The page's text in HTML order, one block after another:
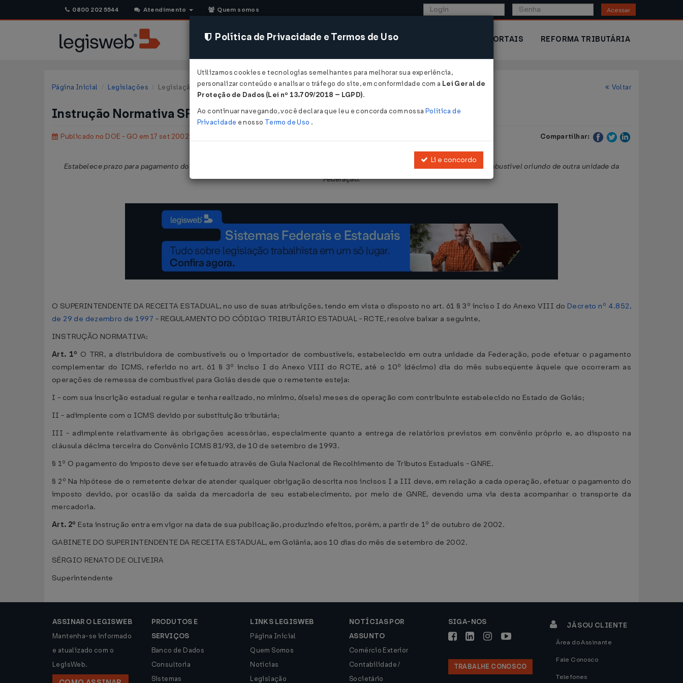
0800 202 5544 Atendimento Quem somos Acessar
CONSULTORIA SISTEMAS COMÉRCIO EXTERIOR PORTAIS REFORMA TRIBUTÁRIA
Página Inicial Legislações Legislação Estadual - Goiás Voltar
Instrução Normativa SRE nº 174 de 10/09/2002
Publicado no DOE - GO em 17 set 2002 Compartilhar:
Estabelece prazo para pagamento do complemento do ICMS devido por substituição tributária na entrada neste estado de combustível oriundo de outra unidade da
Federação.
O SUPERINTENDENTE DA RECEITA ESTADUAL, no uso de suas atribuições, tendo em vista o disposto no art. 61 § 3º inciso I do Anexo VIII do Decreto nº 4.852,
de 29 de dezembro de 1997 - REGULAMENTO DO CÓDIGO TRIBUTÁRIO ESTADUAL - RCTE, resolve baixar a seguinte,
INSTRUÇÃO NORMATIVA:
Art. 1º O TRR, a distribuidora de combustíveis ou o importador de combustíveis, estabelecido em outra unidade da Federação, pode efetuar o pagamento
complementar do ICMS, referido no art. 61 § 3º inciso I do Anexo VIII do RCTE, até o 10º (décimo) dia do mês subseqüente àquele que ocorreram as
operações de remessa de combustível para Goiás desde que o remetente esteja:
I - com sua inscrição estadual regular e tenha realizado, no mínimo, 6(seis) meses de operação com contribuinte estabelecido no Estado de Goiás;
II - adimplente com o ICMS devido por substituição tributária;
III - adimplente relativamente às obrigações acessórias, especialmente quanto a entrega de relatórios previstos em convênio próprio e, ao disposto na
cláusula décima terceira do Convênio ICMS 81/93, de 10 de setembro de 1993.
§ 1º O pagamento do imposto deve ser efetuado através de Guia Nacional de Recolhimento de Tributos Estaduais - GNRE.
§ 2º Na hipótese de o remetente deixar de atender qualquer obrigação descrita nos incisos I a III deve, em relação a cada operação, efetuar o pagamento do
imposto devido, por ocasião da saída da mercadoria de seu estabelecimento, por meio de GNRE, devendo uma via desta acompanhar o transporte da
mercadoria.
Art. 2º Esta instrução entra em vigor na data de sua publicação, produzindo efeitos, porém, a partir de 1º de outubro de 2002.
GABINETE DO SUPERINTENDENTE DA RECEITA ESTADUAL, em Goiânia, aos 10 dias do mês de setembro de 2002.
SÉRGIO RENATO DE OLIVEIRA
Superintendente
ASSINAR O LEGISWEB
Mantenha-se informado
e atualizado com o
LegisWeb.
PRODUTOS E
SERVIÇOS
Banco de Dados
Consultoria
Sistemas
LINKS LEGISWEB
Página Inicial
Quem Somos
Notícias
Legislação
NOTÍCIAS POR
ASSUNTO
Comércio Exterior
Contabilidade /
Societário
SIGA-NOS
TRABALHE CONOSCO
JÁ SOU CLIENTE
Área do Assinante
Fale Conosco
Telefones
Política de Privacidade e Termos de Uso
Utilizamos cookies e tecnologias semelhantes para melhorar sua experiência,
personalizar conteúdo e analisar o tráfego do site, em conformidade com a Lei Geral de
Proteção de Dados (Lei nº 13.709/2018 – LGPD).
Ao continuar navegando, você declara que leu e concorda com nossa Política de
Privacidade e nosso Termo de Uso .
Li e concordo